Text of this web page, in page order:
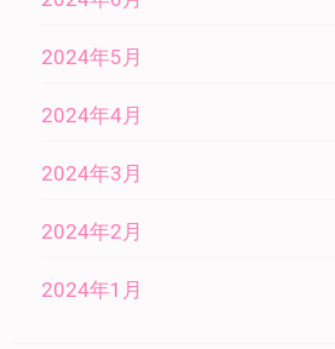
2024年5月
2024年4月
2024年3月
2024年2月
2024年1月